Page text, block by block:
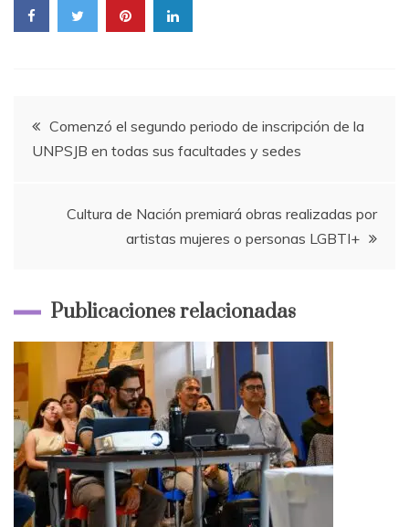
Navegación
de
entradas
Comenzó el segundo periodo de inscripción de la
UNPSJB en todas sus facultades y sedes
Cultura de Nación premiará obras realizadas por
artistas mujeres o personas LGBTI+
Publicaciones relacionadas